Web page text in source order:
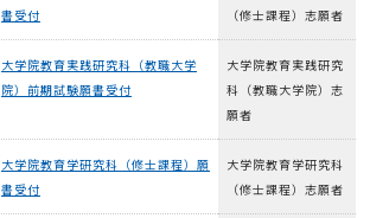
書受付
（修士課程）志願者
大学院教育実践研究科（教職大学
院）前期試験願書受付
大学院教育実践研究
科（教職大学院）志
願者
大学院教育学研究科（修士課程）願
書受付
大学院教育学研究科
（修士課程）志願者